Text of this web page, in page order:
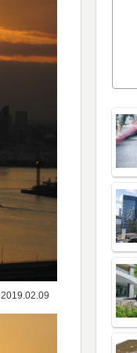
2019.02.09